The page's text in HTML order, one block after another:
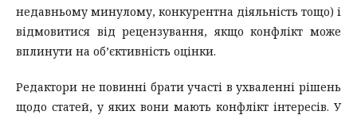
недавньому минулому, конкурентна діяльність тощо) і
відмовитися від рецензування, якщо конфлікт може
вплинути на об’єктивність оцінки.
Редактори не повинні брати участі в ухваленні рішень
щодо статей, у яких вони мають конфлікт інтересів. У